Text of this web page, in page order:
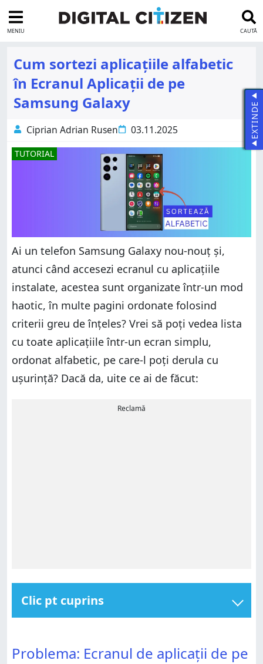
MENIU CAUTĂ
Cum sortezi aplicațiile alfabetic
în Ecranul Aplicații de pe
Samsung Galaxy
Ciprian Adrian Rusen 03.11.2025
TUTORIAL
Ai un telefon Samsung Galaxy nou-nouț și,
atunci când accesezi ecranul cu aplicațiile
instalate, acestea sunt organizate într-un mod
haotic, în multe pagini ordonate folosind
criterii greu de înțeles? Vrei să poți vedea lista
cu toate aplicațiile într-un ecran simplu,
ordonat alfabetic, pe care-l poți derula cu
ușurință? Dacă da, uite ce ai de făcut:
Reclamă
Clic pt cuprins
Cum sortezi aplicațiile alfabetic pe Samsung Galaxy?
Galaxy are multe pagini ordonate haotic
Problema: Ecranul de aplicații de pe
EXTINDE